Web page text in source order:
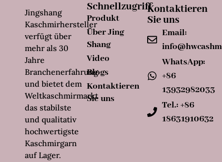
Schnellzugriff
Produkt
Über Jing
Shang
Video
Blogs
Kontaktieren
Sie uns
Kontaktieren
Sie uns
Email:
WhatsApp:
+86
13932982033
Tel.: +86
18631910632
Jingshang
Kaschmirhersteller
verfügt über
mehr als 30
Jahre
Branchenerfahrung
und bietet dem
Weltkaschmirmarkt
das stabilste
und qualitativ
hochwertigste
Kaschmirgarn
auf Lager.